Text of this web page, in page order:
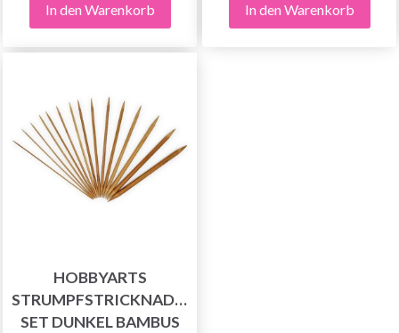
In den Warenkorb In den Warenkorb
HOBBYARTS
STRUMPFSTRICKNADEL
SET DUNKEL BAMBUS